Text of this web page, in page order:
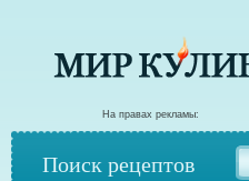
На правах рекламы:
Поиск рецептов